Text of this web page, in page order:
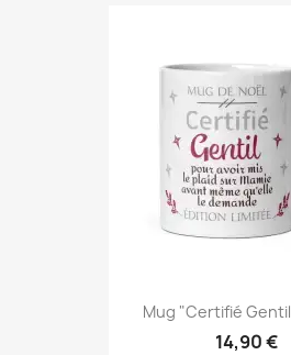
Mug "Certifié
14,90 €